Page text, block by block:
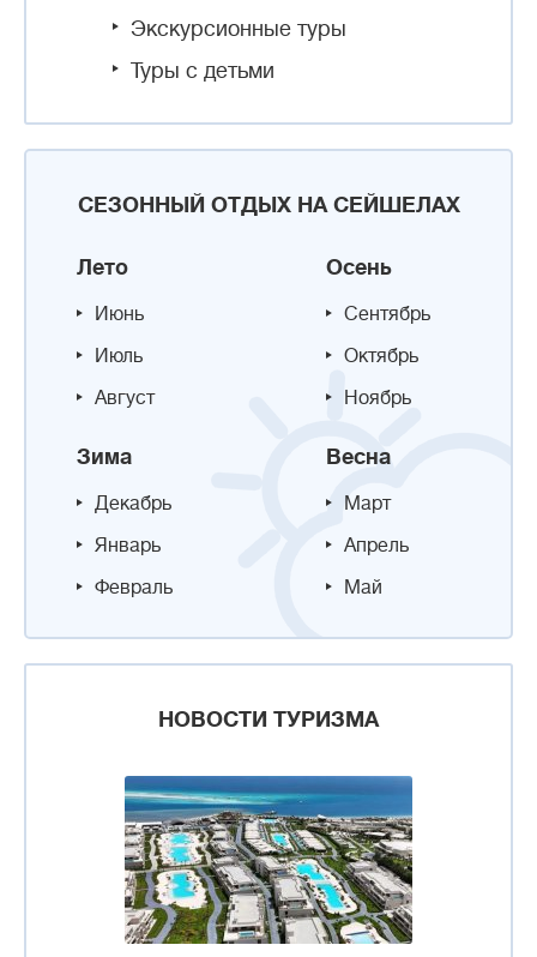
Экскурсионные туры
Туры с детьми
СЕЗОННЫЙ ОТДЫХ НА СЕЙШЕЛАХ
Лето
Июнь
Июль
Август
Осень
Сентябрь
Октябрь
Ноябрь
Зима
Декабрь
Январь
Февраль
Весна
Март
Апрель
Май
НОВОСТИ ТУРИЗМА